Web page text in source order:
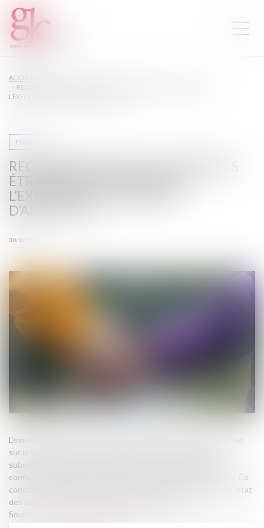
ACCUEIL
RECONNAISSANCE DES JUGEMENTS ÉTRANGERS : LES LIMITES DE
L’EXEQUATUR EN MATIÈRE D’ADOPTION
RECONNAISSANCE DES JUGEMENTS
ÉTRANGERS : LES LIMITES DE
L’EXEQUATUR EN MATIÈRE
D’ADOPTION
30/12/2024
Filiation
Source :
L’exequatur d’une décision étrangère permet de lui donner effet
sur le territoire français. Toutefois, cette reconnaissance est
subordonnée au respect de plusieurs conditions, dont la
conformité de la décision à l’ordre public international français. Ce
contrôle s’applique particulièrement aux jugements relatifs à l’état
des personnes, tels que les décisions d’adoption...